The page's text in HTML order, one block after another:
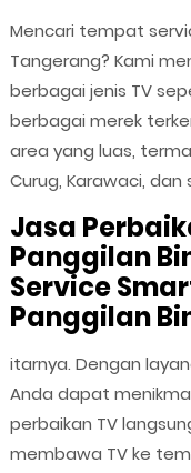
Mencari tempat
Tangerang? Kami
berbagai jenis TV
berbagai merek
area yang luas,
Curug, Karawaci, dan
Jasa
Panggilan
Service
Panggilan
itarnya. Dengan
Anda dapat
perbaikan TV
membawa TV ke